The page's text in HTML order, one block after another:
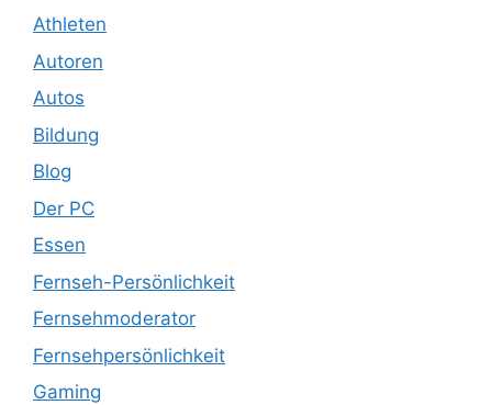
Athleten
Autoren
Autos
Bildung
Blog
Der PC
Essen
Fernseh-Persönlichkeit
Fernsehmoderator
Fernsehpersönlichkeit
Gaming